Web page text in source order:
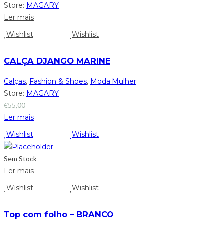
Store: MAGARY
Ler mais
Wishlist
Wishlist
CALÇA DJANGO MARINE
Calças, Fashion & Shoes, Moda Mulher
Store: MAGARY
€55,00
Ler mais
Wishlist
Wishlist
Sem Stock
Ler mais
Wishlist
Wishlist
Top com folho – BRANCO